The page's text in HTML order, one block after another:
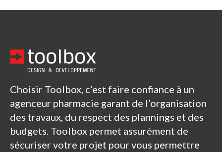
Choisir Toolbox, c’est faire confiance à un
agenceur pharmacie garant de l’organisation
des travaux, du respect des plannings et des
budgets. Toolbox permet assurément de
sécuriser votre projet pour vous permettre